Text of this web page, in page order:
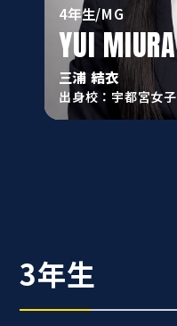
4年生/MG
YUI MIURA
三浦 結衣
出身校：宇都宮女子
3年生